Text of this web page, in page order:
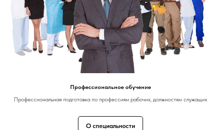
Профессиональное обучение
Профессиональная подготовка по профессиям рабочих, должностям служащих
О специальности